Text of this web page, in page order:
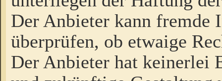
Der Anbieter kann fremde
überprüfen, ob etwaige
Der Anbieter hat keinerlei